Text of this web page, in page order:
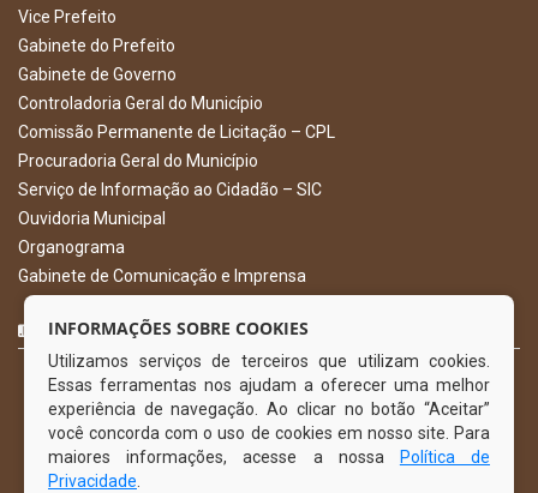
Vice Prefeito
Gabinete do Prefeito
Gabinete de Governo
Controladoria Geral do Município
Comissão Permanente de Licitação – CPL
Procuradoria Geral do Município
Serviço de Informação ao Cidadão – SIC
Ouvidoria Municipal
Organograma
Gabinete de Comunicação e Imprensa
CURTA NOSSA FAN PAGE
INFORMAÇÕES SOBRE COOKIES
Utilizamos serviços de terceiros que utilizam cookies.
Essas ferramentas nos ajudam a oferecer uma melhor
experiência de navegação. Ao clicar no botão “Aceitar”
você concorda com o uso de cookies em nosso site. Para
maiores informações, acesse a nossa
Política de
Privacidade